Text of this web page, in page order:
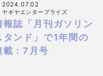
2024.07.02
ヤギヤエンタープライズ
報誌「月刊ガソリン
タンド」で1年間の
載 : 7月号